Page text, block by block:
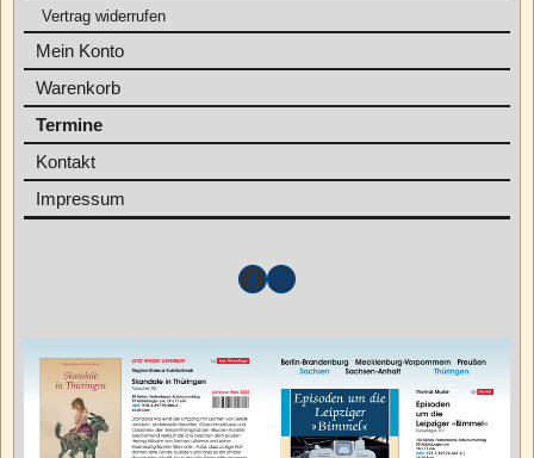
Vertrag widerrufen
Mein Konto
Warenkorb
Termine
Kontakt
Impressum